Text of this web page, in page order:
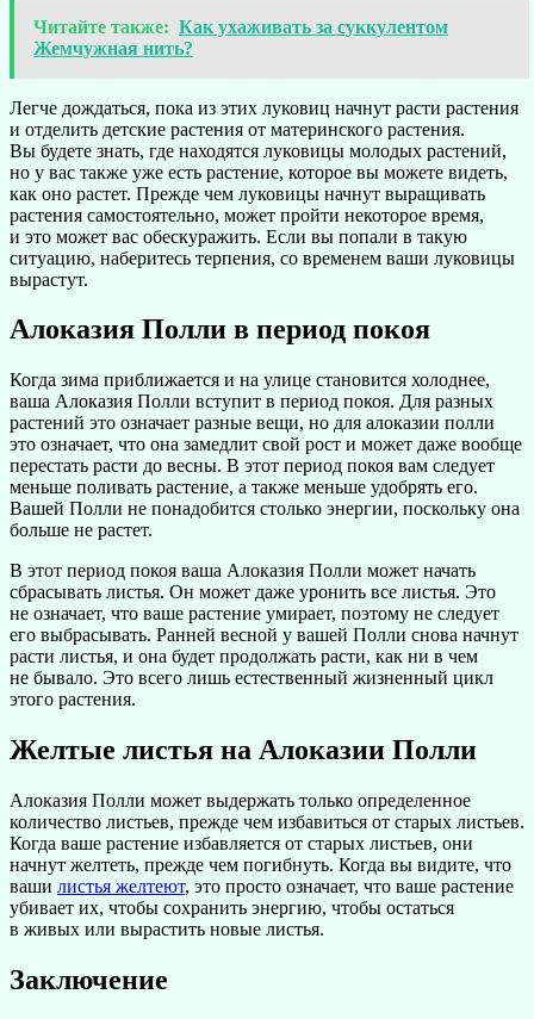
Читайте также: Как ухаживать за суккулентом
Жемчужная нить?
Легче дождаться, пока из этих луковиц начнут расти растения
и отделить детские растения от материнского растения.
Вы будете знать, где находятся луковицы молодых растений,
но у вас также уже есть растение, которое вы можете видеть,
как оно растет. Прежде чем луковицы начнут выращивать
растения самостоятельно, может пройти некоторое время,
и это может вас обескуражить. Если вы попали в такую ​​
ситуацию, наберитесь терпения, со временем ваши луковицы
вырастут.
Алоказия Полли в период покоя
Когда зима приближается и на улице становится холоднее,
ваша Алоказия Полли вступит в период покоя. Для разных
растений это означает разные вещи, но для алоказии полли
это означает, что она замедлит свой рост и может даже вообще
перестать расти до весны. В этот период покоя вам следует
меньше поливать растение, а также меньше удобрять его.
Вашей Полли не понадобится столько энергии, поскольку она
больше не растет.
В этот период покоя ваша Алоказия Полли может начать
сбрасывать листья. Он может даже уронить все листья. Это
не означает, что ваше растение умирает, поэтому не следует
его выбрасывать. Ранней весной у вашей Полли снова начнут
расти листья, и она будет продолжать расти, как ни в чем
не бывало. Это всего лишь естественный жизненный цикл
этого растения.
Желтые листья на Алоказии Полли
Алоказия Полли может выдержать только определенное
количество листьев, прежде чем избавиться от старых листьев.
Когда ваше растение избавляется от старых листьев, они
начнут желтеть, прежде чем погибнуть. Когда вы видите, что
ваши листья желтеют, это просто означает, что ваше растение
убивает их, чтобы сохранить энергию, чтобы остаться
в живых или вырастить новые листья.
Заключение